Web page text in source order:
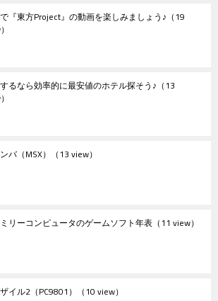
『東方Project』の動画を楽しみましょう♪ （19
るなら効率的に最安値のホテル探そう♪ （13
バ（MSX） （13 view）
リーコンピュータのゲームソフト年表 （11 view）
イル2（PC9801） （10 view）